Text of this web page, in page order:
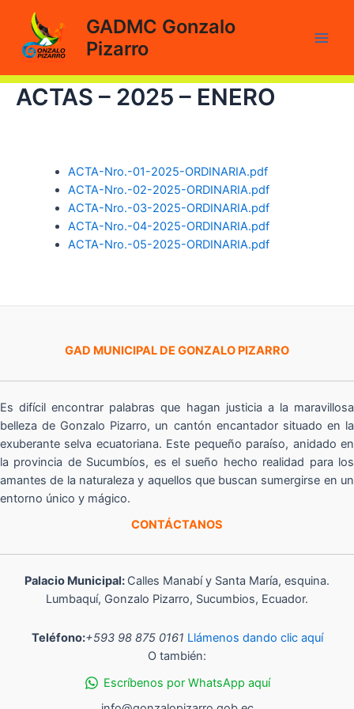
contenido
GADMC Gonzalo
Pizarro
ACTAS – 2025 – ENERO
ACTA-Nro.-01-2025-ORDINARIA.pdf
ACTA-Nro.-02-2025-ORDINARIA.pdf
ACTA-Nro.-03-2025-ORDINARIA.pdf
ACTA-Nro.-04-2025-ORDINARIA.pdf
ACTA-Nro.-05-2025-ORDINARIA.pdf
GAD MUNICIPAL DE GONZALO PIZARRO
Es difícil encontrar palabras que hagan justicia a la maravillosa
belleza de Gonzalo Pizarro, un cantón encantador situado en la
exuberante selva ecuatoriana. Este pequeño paraíso, anidado en
la provincia de Sucumbíos, es el sueño hecho realidad para los
amantes de la naturaleza y aquellos que buscan sumergirse en un
entorno único y mágico.
CONTÁCTANOS
Palacio Municipal: Calles Manabí y Santa María, esquina.
Lumbaquí, Gonzalo Pizarro, Sucumbios, Ecuador.
Teléfono:+593 98 875 0161 Llámenos dando clic aquí
O también:
Escríbenos por WhatsApp aquí